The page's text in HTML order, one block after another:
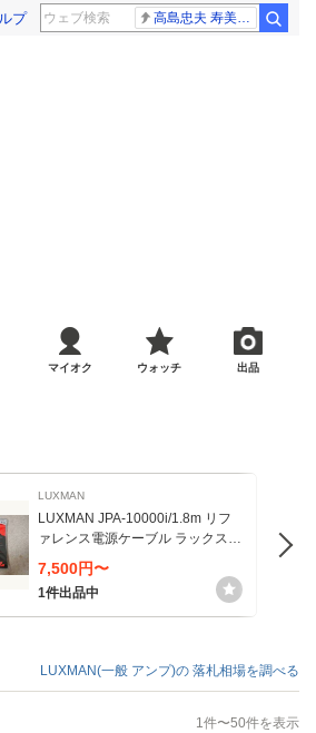
プ 高島忠夫 寿美花代さん死去
マイオク ウォッチ 出品
LUXMAN
LUXMAN JPA-10000i/1.8m リフ
ァレンス電源ケーブル ラックスマ
ン JPA10000i
7,500円〜
1件出品中
LUXMAN(一般 アンプ)の 落札相場を調べる
1件〜50件を表示